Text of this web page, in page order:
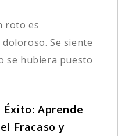
roto es
Se siente
se hubiera puesto
Éxito: Aprende
Fracaso y